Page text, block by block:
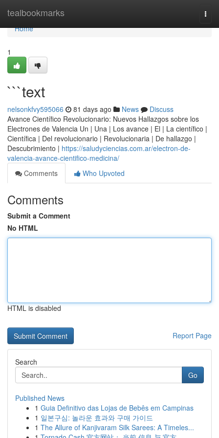
tealbookmarks
Home
Home
1
```text
nelsonkfvy595066 81 days ago News
Discuss
Avance Científico Revolucionario: Nuevos Hallazgos sobre los
Electrones de Valencia Un | Una | Los avance | El | La científico |
Científica | Del revolucionario | Revolucionaria | De hallazgo |
Descubrimiento | https://saludyciencias.com.ar/electron-de-
valencia-avance-cientifico-medicina/
Comments
Who Upvoted
Comments
Submit a Comment
No HTML
HTML is disabled
Report Page
Search
Go
Published News
1 Guia Definitivo das Lojas de Bebês em Campinas
1 일본구심: 놀라운 효과와 구매 가이드
1 The Allure of Kanjivaram Silk Sarees: A Timeles...